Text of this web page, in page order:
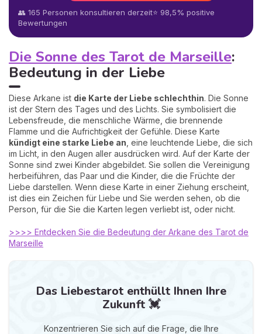
👥 165 Personen konsultieren derzeit⭐ 98,5% positive
Bewertungen
Die Sonne des Tarot de Marseille:
Bedeutung in der Liebe
Diese Arkane ist die Karte der Liebe schlechthin. Die Sonne
ist der Stern des Tages und des Lichts. Sie symbolisiert die
Lebensfreude, die menschliche Wärme, die brennende
Flamme und die Aufrichtigkeit der Gefühle. Diese Karte
kündigt eine starke Liebe an , eine leuchtende Liebe, die sich
im Licht, in den Augen aller ausdrücken wird. Auf der Karte der
Sonne sind zwei Kinder abgebildet. Sie sollen die Vereinigung
herbeiführen, das Paar und die Kinder, die die Früchte der
Liebe darstellen. Wenn diese Karte in einer Ziehung erscheint,
ist dies ein Zeichen für Liebe und Sie werden sehen, ob die
Person, für die Sie die Karten legen verliebt ist, oder nicht.
>>>> Entdecken Sie die Bedeutung der Arkane des Tarot de
Marseille
Das Liebestarot enthüllt Ihnen Ihre
Zukunft 💓
Konzentrieren Sie sich auf die Frage, die Ihre